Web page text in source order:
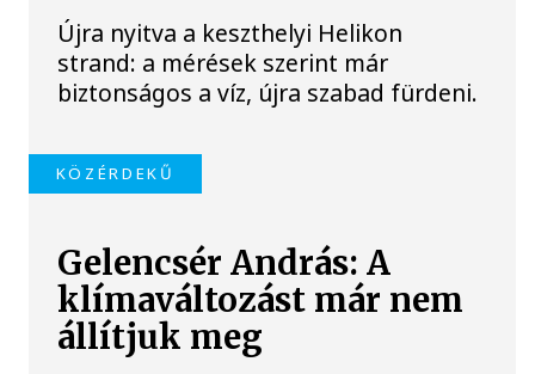
Újra nyitva a keszthelyi Helikon
strand: a mérések szerint már
biztonságos a víz, újra szabad fürdeni.
KÖZÉRDEKŰ
Gelencsér András: A
klímaváltozást már nem
állítjuk meg